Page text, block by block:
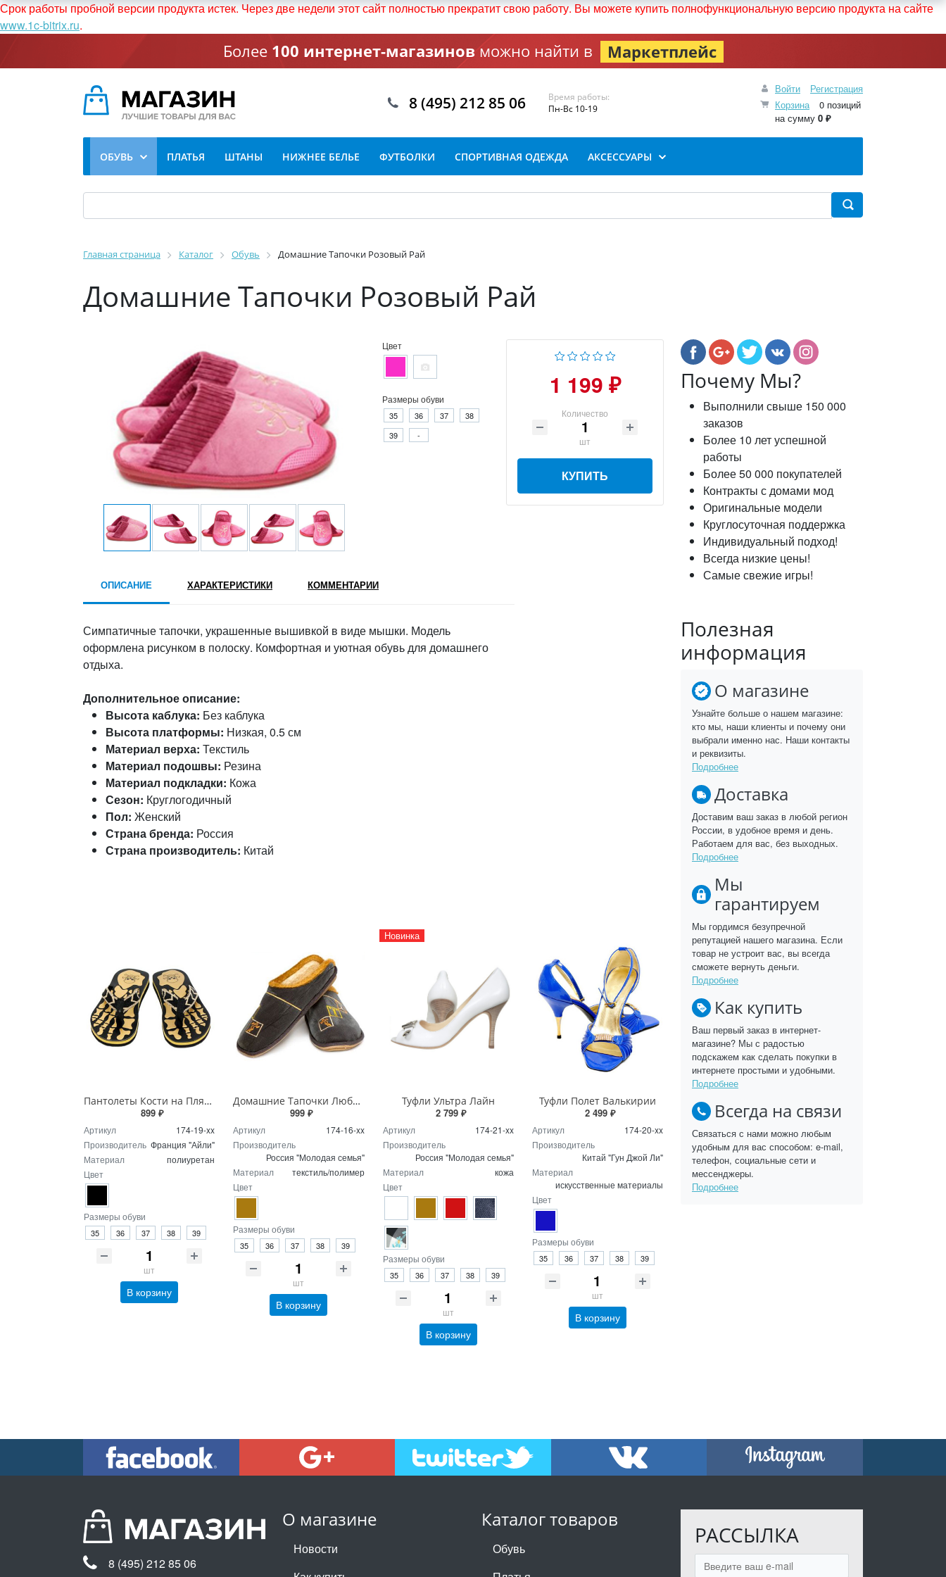
Срок работы пробной версии продукта истек. Через две недели этот сайт полностью прекратит свою работу. Вы можете купить полнофункциональную версию продукта на сайте
www.1c-bitrix.ru.
Более 100 интернет-магазиновможно найти в Маркетплейс
Войти
Регистрация
Корзина
0 позиций
на сумму 0 ₽
8 (495) 212 85 06
Время работы:
Пн-Вс 10-19
ОБУВЬ ПЛАТЬЯ ШТАНЫ НИЖНЕЕ БЕЛЬЕ ФУТБОЛКИ СПОРТИВНАЯ ОДЕЖДА АКСЕССУАРЫ
Главная страница Каталог Обувь Домашние Тапочки Розовый Рай
Домашние Тапочки Розовый Рай
Цвет
Размеры обуви
35 36 37
38
39
-
1 199 ₽
Количество
шт
КУПИТЬ
ОПИСАНИЕ ХАРАКТЕРИСТИКИ КОММЕНТАРИИ
Симпатичные тапочки, украшенные вышивкой в виде мышки. Модель
оформлена рисунком в полоску. Комфортная и уютная обувь для домашнего
отдыха.
Дополнительное описание:
Высота каблука: Без каблука
Высота платформы: Низкая, 0.5 см
Материал верха: Текстиль
Материал подошвы: Резина
Материал подкладки: Кожа
Сезон: Круглогодичный
Пол: Женский
Страна бренда: Россия
Страна производитель: Китай
Пантолеты Кости на Пляже
899 ₽
Артикул
174-19-xx
Производитель Франция "Айли"
Материал
полиуретан
Цвет
Размеры обуви
35 36 37 38 39
шт
В корзину
Домашние Тапочки Любимый Спорт
999 ₽
Артикул
174-16-xx
Производитель
Россия "Молодая семья"
Материал
текстиль/полимер
Цвет
Размеры обуви
35 36 37 38 39
шт
В корзину
Новинка
Туфли Ультра Лайн
2 799 ₽
Артикул
174-21-xx
Производитель
Россия "Молодая семья"
Материал
кожа
Цвет
Размеры обуви
35 36 37 38 39
шт
В корзину
Туфли Полет Валькирии
2 499 ₽
Артикул
174-20-xx
Производитель
Китай "Гун Джой Ли"
Материал
искусственные материалы
Цвет
Размеры обуви
35 36 37 38 39
шт
В корзину
Почему Мы?
Выполнили свыше 150 000
заказов
Более 10 лет успешной
работы
Более 50 000 покупателей
Контракты с домами мод
Оригинальные модели
Круглосуточная поддержка
Индивидуальный подход!
Всегда низкие цены!
Самые свежие игры!
Полезная
информация
О магазине
Узнайте больше о нашем магазине:
кто мы, наши клиенты и почему они
выбрали именно нас. Наши контакты
и реквизиты.
Подробнее
Доставка
Доставим ваш заказ в любой регион
России, в удобное время и день.
Работаем для вас, без выходных.
Подробнее
Мы
гарантируем
Мы гордимся безупречной
репутацией нашего магазина. Если
товар не устроит вас, вы всегда
сможете вернуть деньги.
Подробнее
Как купить
Ваш первый заказ в интернет-
магазине? Мы с радостью
подскажем как сделать покупки в
интернете простыми и удобными.
Подробнее
Всегда на связи
Связаться с нами можно любым
удобным для вас способом: e-mail,
телефон, социальные сети и
мессенджеры.
Подробнее
О магазине
Новости
Каталог товаров
Обувь
РАССЫЛКА
8 (495) 212 85 06